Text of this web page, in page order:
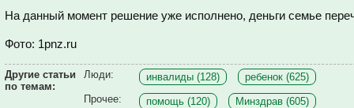
На данный момент решение уже исполнено, деньги семье
Фото: 1pnz.ru
Другие статьи
по темам:
Люди: инвалиды (128)
ребенок (625)
Прочее:
помощь (120)
Минздрав (605)